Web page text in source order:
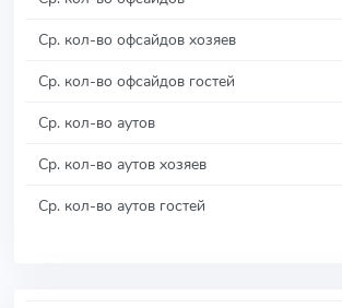
Ср. кол-во офсайдов хозяев
Ср. кол-во офсайдов гостей
Ср. кол-во аутов
Ср. кол-во аутов хозяев
Ср. кол-во аутов гостей